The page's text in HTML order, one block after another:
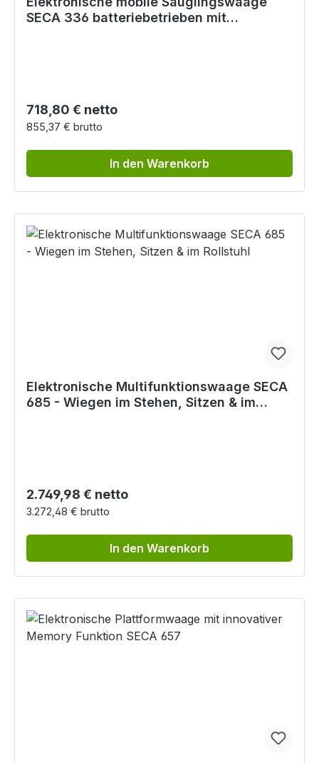
SECA 336 batteriebetrieben mit
Regulärer Preis:
718,80 € netto
855,37 € brutto
In den Warenkorb
Elektronische Multifunktionswaage SECA
685 - Wiegen im Stehen, Sitzen & im
Regulärer Preis:
2.749,98 € netto
3.272,48 € brutto
In den Warenkorb